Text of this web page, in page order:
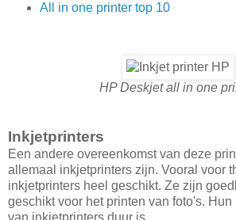
All in one printer top 10
HP Deskjet all in one
Inkjetprinters
Een andere overeenkomst van deze
allemaal inkjetprinters zijn. Vooral voor
inkjetprinters heel geschikt. Ze zijn
geschikt voor het printen van foto's.
van inkjetprinters duur is.